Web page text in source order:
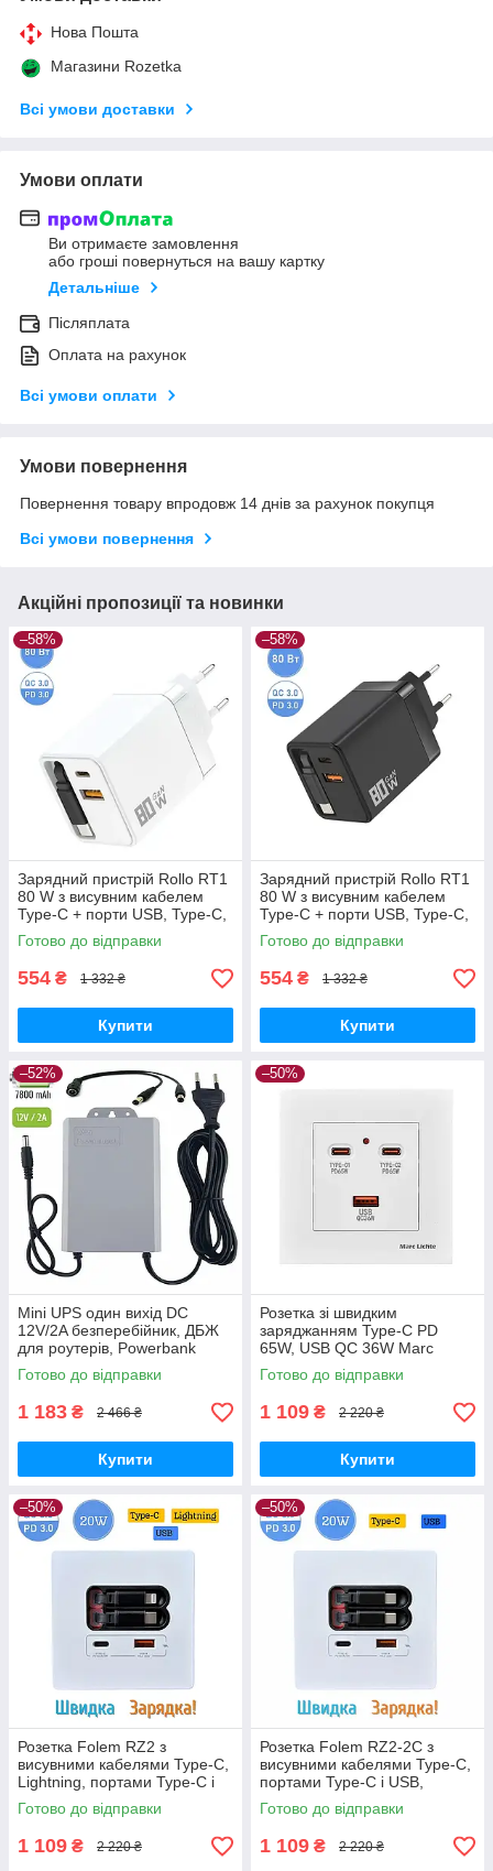
Нова Пошта
Магазини Rozetka
Всі умови доставки
Умови оплати
Ви отримаєте замовлення
або гроші повернуться на вашу картку
Детальніше
Післяплата
Оплата на рахунок
Всі умови оплати
Умови повернення
Повернення товару впродовж 14 днів за рахунок покупця
Всі умови повернення
Акційні пропозиції та новинки
–58%
Зарядний пристрій Rollo RT1
80 W з висувним кабелем
Type-C + порти USB, Type-C,
швидке заряджання PD, QC
— Білий
Готово до відправки
554 ₴ 1 332 ₴
Купити
–58%
Зарядний пристрій Rollo RT1
80 W з висувним кабелем
Type-C + порти USB, Type-C,
швидке заряджання PD, QC
— Чорний
Готово до відправки
554 ₴ 1 332 ₴
Купити
–52%
Mini UPS один вихід DC
12V/2A безперебійник, ДБЖ
для роутерів, Powerbank
7800 Mah +кабель роздільник
живлення
Готово до відправки
1 183 ₴ 2 466 ₴
Купити
–50%
Розетка зі швидким
заряджанням Type-C PD
65W, USB QC 36W Marc
Lichte — Білий
Готово до відправки
1 109 ₴ 2 220 ₴
Купити
–50%
Розетка Folem RZ2 з
висувними кабелями Type-C,
Lightning, портами Type-C і
USB, швидке заряджання
20W PD3.0 QC3.0 — Білий
Готово до відправки
1 109 ₴ 2 220 ₴
–50%
Розетка Folem RZ2-2С з
висувними кабелями Type-C,
портами Type-C і USB,
швидке заряджання 20W
PD3.0 QC3.0, внутрішня —
Білий
Готово до відправки
1 109 ₴ 2 220 ₴